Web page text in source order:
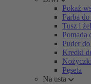
Pokaż
Farba
Tusz i
Pomada
Puder
Kredki
Pęseta
Na usta